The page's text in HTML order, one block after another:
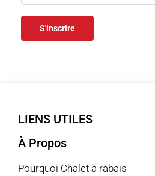
S'inscrire
LIENS UTILES
À Propos
Pourquoi Chalet à rabais